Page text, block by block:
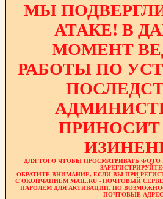
МЫ
АТАКЕ! В
МОМЕНТ
РАБОТЫ ПО
ДЛЯ ТОГО ЧТОБЫ ПРОСМАТРИВАТЬ
ОБРАТИТЕ ВНИМАНИЕ, ЕСЛИ ВЫ ПРИ
С ОКОНЧАНИЕМ MAIL.RU - ПОЧТОВЫЙ
ПАРОЛЕМ ДЛЯ АКТИВАЦИИ. ПО
ПОЧТОВЫЕ